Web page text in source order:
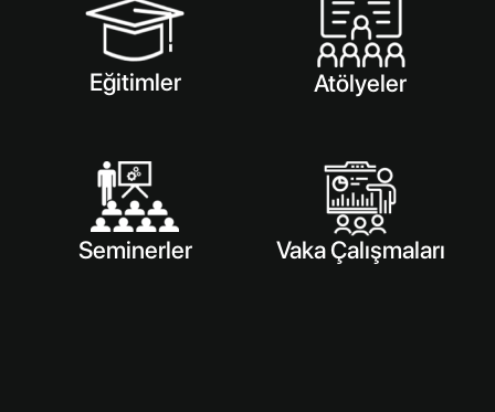
Eğitimler Atölyeler
Seminerler Vaka Çalışmaları